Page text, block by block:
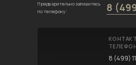
Предварительно запишитесь
по телефону:
8
8 (499)